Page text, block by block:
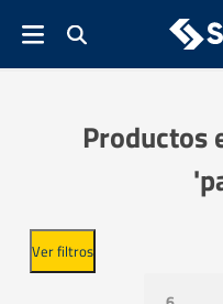
Productos
Ver filtros